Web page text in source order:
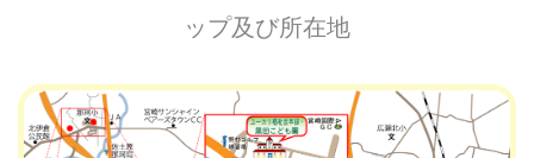
ップ及び所在地